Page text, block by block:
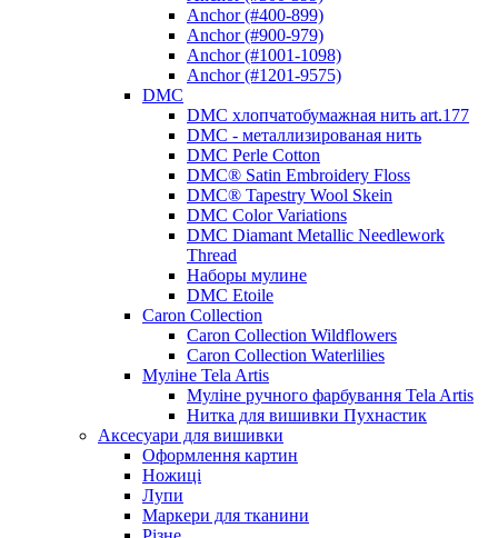
Anchor (#400-899)
Anchor (#900-979)
Anchor (#1001-1098)
Anchor (#1201-9575)
DMC
DMC хлопчатобумажная нить art.177
DMC - металлизированая нить
DMC Perle Cotton
DMC® Satin Embroidery Floss
DMC® Tapestry Wool Skein
DMC Color Variations
DMC Diamant Metallic Needlework
Thread
Наборы мулине
DMC Etoile
Caron Collection
Caron Collection Wildflowers
Caron Collection Waterlilies
Муліне Tela Artis
Муліне ручного фарбування Tela Artis
Нитка для вишивки Пухнастик
Аксесуари для вишивки
Оформлення картин
Ножиці
Лупи
Маркери для тканини